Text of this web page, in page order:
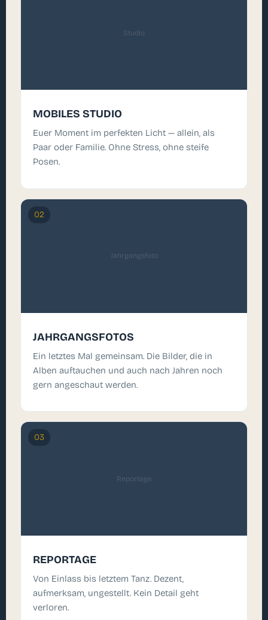
Studio
MOBILES STUDIO
Euer Moment im perfekten Licht — allein, als
Paar oder Familie. Ohne Stress, ohne steife
Posen.
Jahrgangsfoto
02
JAHRGANGSFOTOS
Ein letztes Mal gemeinsam. Die Bilder, die in
Alben auftauchen und auch nach Jahren noch
gern angeschaut werden.
Reportage
03
REPORTAGE
Von Einlass bis letztem Tanz. Dezent,
aufmerksam, ungestellt. Kein Detail geht
verloren.